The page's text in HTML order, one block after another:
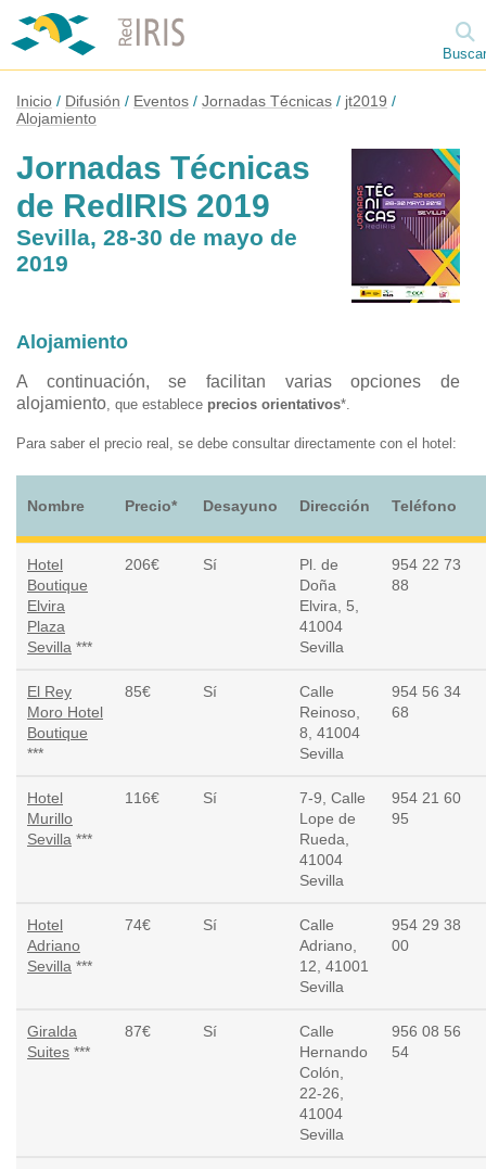
Buscar
Inicio Difusión Eventos Jornadas Técnicas
jt2019
Alojamiento
Jornadas Técnicas
de RedIRIS 2019
Sevilla, 28-30 de mayo de
2019
Alojamiento
A continuación, se facilitan varias opciones de
alojamiento, que establece precios orientativos*.
Para saber el precio real, se debe consultar directamente con el hotel:
Nombre Precio* Desayuno Dirección Teléfono
Hotel
Boutique
Elvira
Plaza
Sevilla ***
206€ Sí
Pl. de
Doña
Elvira, 5,
41004
Sevilla
954 22 73
88
El Rey
Moro Hotel
Boutique
***
85€ Sí
Calle
Reinoso,
8, 41004
Sevilla
954 56 34
68
Hotel
Murillo
Sevilla ***
116€ Sí­
7-9, Calle
Lope de
Rueda,
41004
Sevilla
954 21 60
95
Hotel
Adriano
Sevilla ***
74€ Sí­
Calle
Adriano,
12, 41001
Sevilla
954 29 38
00
Giralda
Suites ***
87€ Sí­
Calle
Hernando
Colón,
22-26,
41004
Sevilla
956 08 56
54